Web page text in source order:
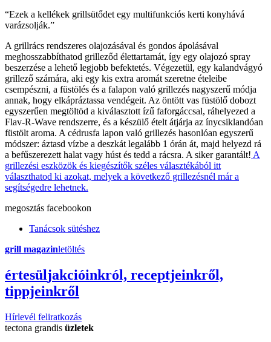
“Ezek a kellékek grillsütődet egy multifunkciós kerti konyhává
varázsolják.”
A grillrács rendszeres olajozásával és gondos ápolásával
meghosszabbíthatod grilleződ élettartamát, így egy olajozó spray
beszerzése a lehető legjobb befektetés. Végezetül, egy kalandvágyó
grillező számára, aki egy kis extra aromát szeretne ételeibe
csempészni, a füstölés és a falapon való grillezés nagyszerű módja
annak, hogy elkápráztassa vendégeit. Az öntött vas füstölő dobozt
egyszerűen megtöltöd a kiválasztott ízű faforgáccsal, ráhelyezed a
Flav-R-Wave rendszerre, és a készülő ételt átjárja az ínycsiklandóan
füstölt aroma. A cédrusfa lapon való grillezés hasonlóan egyszerű
módszer: áztasd vízbe a deszkát legalább 1 órán át, majd helyezd rá
a befűszerezett halat vagy húst és tedd a rácsra. A siker garantált! A
grillezési eszközök és kiegészítők széles választékából itt
választhatod ki azokat, melyek a következő grillezésnél már a
segítségedre lehetnek.
megosztás facebookon
Tanácsok sütéshez
grill magazinletöltés
értesül jakcióinkról, receptjeinkről,
tippjeinkről
Hírlevél feliratkozás
tectona grandis üzletek